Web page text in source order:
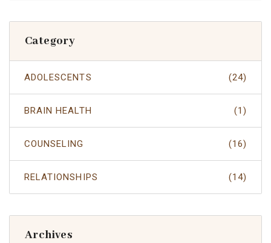
Category
ADOLESCENTS (24)
BRAIN HEALTH (1)
COUNSELING (16)
RELATIONSHIPS (14)
Archives